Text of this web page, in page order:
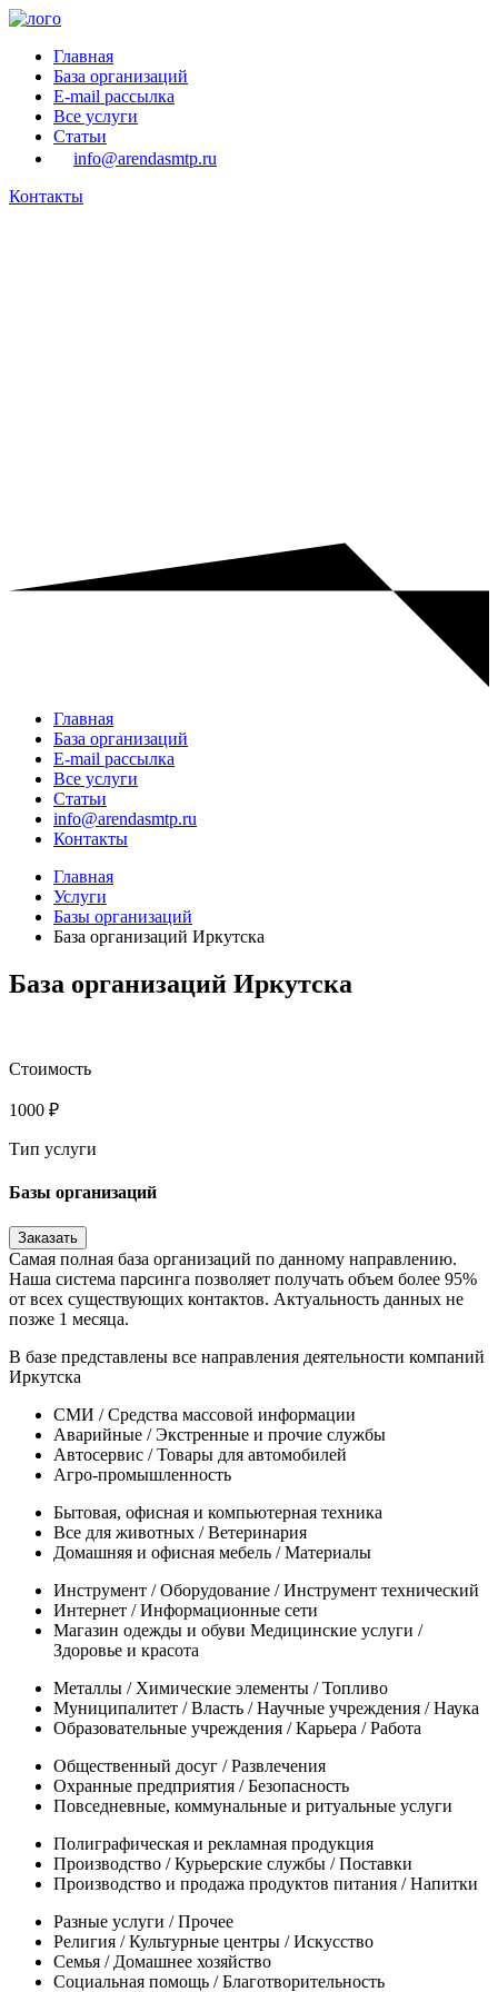
Главная
База организаций
E-mail рассылка
Все услуги
Статьи
info@arendasmtp.ru
Контакты
Главная
База организаций
E-mail рассылка
Все услуги
Статьи
info@arendasmtp.ru
Контакты
Главная
Услуги
Базы организаций
База организаций Иркутска
База организаций Иркутска
Стоимость
1000 ₽
Тип услуги
Базы организаций
Заказать
Самая полная база организаций по данному направлению.
Наша система парсинга позволяет получать объем более 95%
от всех существующих контактов. Актуальность данных не
позже 1 месяца.
В базе представлены все направления деятельности компаний
Иркутска
CМИ / Средства массовой информации
Аварийные / Экстренные и прочие службы
Автосервис / Товары для автомобилей
Агро-промышленность
Бытовая, офисная и компьютерная техника
Все для животных / Ветеринария
Домашняя и офисная мебель / Материалы
Инструмент / Оборудование / Инструмент технический
Интернет / Информационные сети
Магазин одежды и обуви Медицинские услуги /
Здоровье и красота
Металлы / Химические элементы / Топливо
Муниципалитет / Власть / Научные учреждения / Наука
Образовательные учреждения / Карьера / Работа
Общественный досуг / Развлечения
Охранные предприятия / Безопасность
Повседневные, коммунальные и ритуальные услуги
Полиграфическая и рекламная продукция
Производство / Курьерские службы / Поставки
Производство и продажа продуктов питания / Напитки
Разные услуги / Прочее
Религия / Культурные центры / Искусство
Семья / Домашнее хозяйство
Социальная помощь / Благотворительность